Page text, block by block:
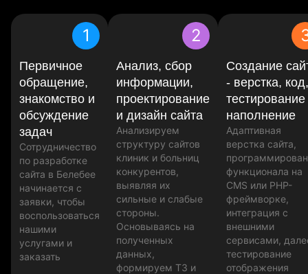
1
Первичное
обращение,
знакомство и
обсуждение
задач
Сотрудничество
по разработке
сайта в Белебее
начинается с
заявки, чтобы
воспользоваться
нашими
услугами и
заказать
2
Анализ, сбор
информации,
проектирование
и дизайн сайта
Анализируем
структуру сайтов
клиник и больниц
конкурентов,
выявляя их
сильные и слабые
стороны.
Основываясь на
полученных
данных,
формируем ТЗ и
Создание
- верстка, код,
тестирование
наполнение
Адаптивная
верстка сайта,
функционала на
CMS или PHP-
фреймворке,
интеграция с
внешними
сервисами,
тестирование
отображения